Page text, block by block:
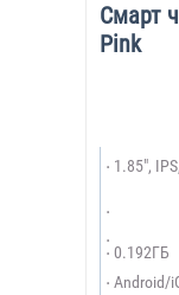
Смарт
Pink
1.85",
0.192ГБ
Android/